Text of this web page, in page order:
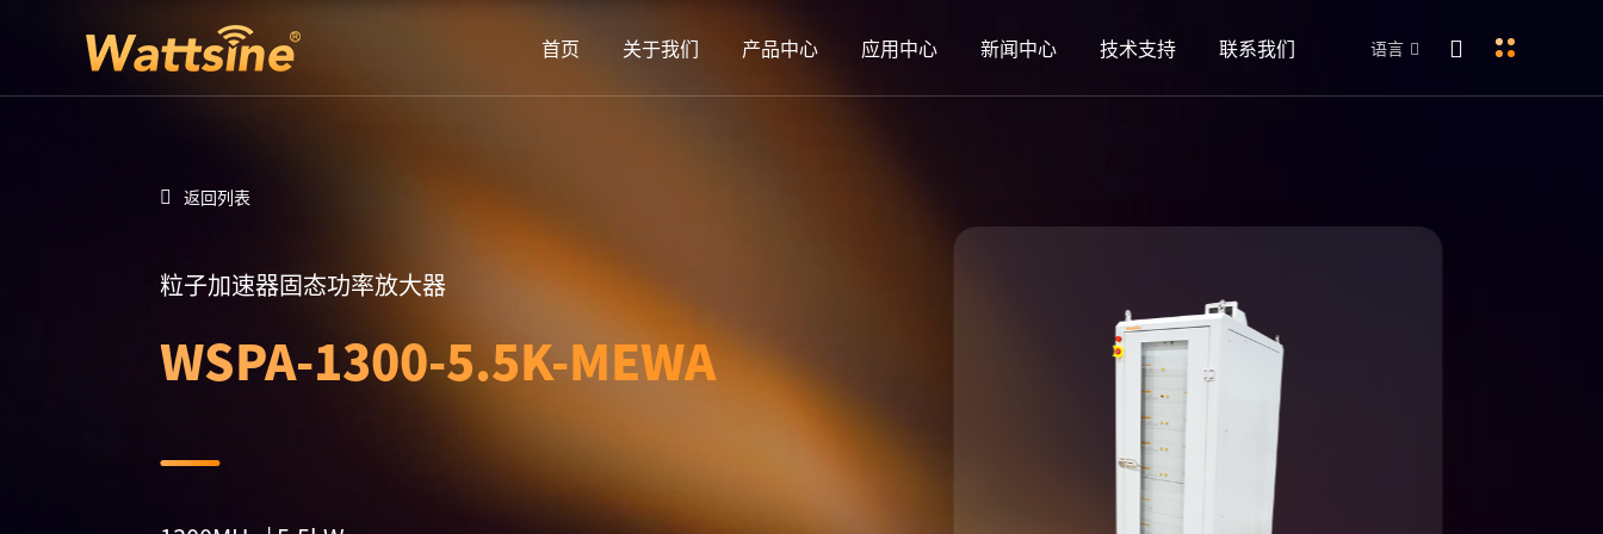
首页 关于我们 产品中心 应用中心 新闻中心 技术支持 联系我们 语言
返回列表
粒子加速器固态功率放大器
WSPA-1300-5.5K-MEWA